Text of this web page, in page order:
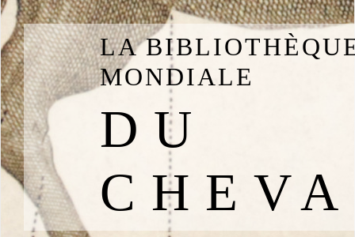
LA
MONDIALE
DU